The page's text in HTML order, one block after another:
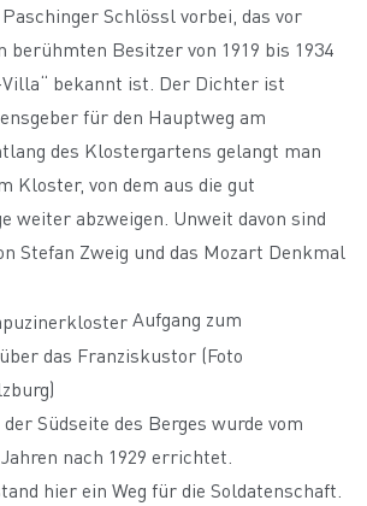
Schlössl vorbei, das vor
berühmten Besitzer von 1919 bis 1934
bekannt ist. Der Dichter ist
für den Hauptweg am
des Klostergartens gelangt man
Kloster, von dem aus die gut
weiter abzweigen. Unweit davon sind
Stefan Zweig und das Mozart Denkmal
Aufgang zum
das Franziskustor (Foto
der Südseite des Berges wurde vom
nach 1929 errichtet.
hier ein Weg für die Soldatenschaft.